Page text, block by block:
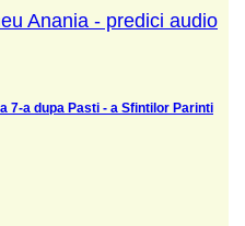
Anania - predici audio
7-a dupa Pasti - a Sfintilor Parinti